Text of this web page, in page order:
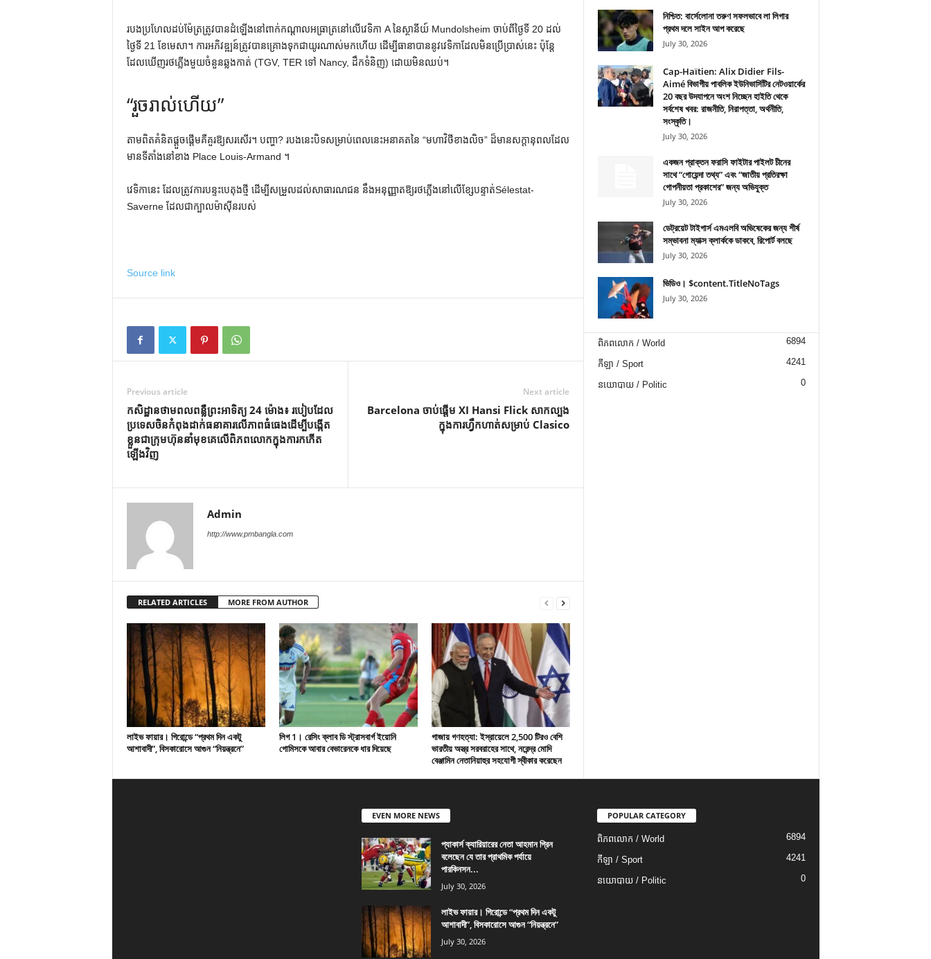
របងប្រហែលដប់ម៉ែត្រត្រូវបានដំឡើងនៅពាក់កណ្តាលអធ្រាត្រនៅលើវេទិកា A នៃស្ថានីយ៍ Mundolsheim ចាប់ពីថ្ងៃទី 20 ដល់
ថ្ងៃទី 21 ខែមេសា។ ការអភិវឌ្ឍន៍ត្រូវបានគ្រោងទុកជាយូរណាស់មកហើយ ដើម្បីធានាបាននូវវេទិកាដែលមិនប្រើប្រាស់នេះ ប៉ុន្តែ
ដែលឃើញរថភ្លើងមួយចំនួនឆ្លងកាត់ (TGV, TER ទៅ Nancy, ដឹកទំនិញ) ដោយមិនឈប់។
“រួចរាល់ហើយ”
តាមពិតគំនិតផ្តួចផ្តើមគឺគួរឱ្យសរសើរ។ បញ្ហា? របងនេះបិទសម្រាប់ពេលនេះអនាគតនៃ “មហាវិថីខាងលិច” ដ៏មានសក្តានុពលដែល
មានទីតាំងនៅខាង Place Louis-Armand ។
វេទិកានេះ ដែលត្រូវការបន្ទះបេតុងថ្មី ដើម្បីសម្រួលដល់សាធារណជន នឹងអនុញ្ញាតឱ្យរថភ្លើងនៅលើខ្សែបន្ទាត់Sélestat-
Saverne ដែលជាក្បាលម៉ាស៊ីនរបស់
Source link
Previous article
កសិដ្ឋានថាមពលពន្លឺព្រះអាទិត្យ 24 ម៉ោង៖ របៀបដែល
ប្រទេសចិនកំពុងដាក់ធនាគារលើភាពធំធេងដើម្បីបង្កើត
ខ្លួនជាក្រុមហ៊ុននាំមុខគេលើពិភពលោកក្នុងការកកើត
ឡើងវិញ
Next article
Barcelona ចាប់ផ្តើម XI Hansi Flick សាកល្បង
ក្នុងការហ្វឹកហាត់សម្រាប់ Clasico
Admin
http://www.pmbangla.com
RELATED ARTICLES MORE FROM AUTHOR
লাইভ ফায়ার। গিরোন্ডে “প্রথম দিন একটু
আশাবাদী”, বিসকারোসে আগুন “নিয়ন্ত্রনে”
লিগ 1। রেসিং ক্লাব ডি স্ট্রাসবার্গ ইয়োনি
গোমিসকে আবার বেভারেনকে ধার দিয়েছে
গাজায় গণহত্যা: ইস্রায়েলে 2,500 টিরও বেশি
ভারতীয় অস্ত্র সরবরাহের সাথে, নরেন্দ্র মোদি
বেঞ্জামিন নেতানিয়াহুর সহযোগী স্বীকার করেছেন
নিশ্চিত: বার্সেলোনা তরুণ সফলভাবে লা লিগার
প্রথম দলে সাইন আপ করেছে
July 30, 2026
Cap-Haïtien: Alix Didier Fils-
Aimé বিভাগীয় পাবলিক ইউনিভার্সিটির নেটওয়ার্কের
20 বছর উদযাপনে অংশ নিচ্ছেন হাইতি থেকে
সর্বশেষ খবর: রাজনীতি, নিরাপত্তা, অর্থনীতি,
সংস্কৃতি।
July 30, 2026
একজন প্রাক্তন ফরাসি ফাইটার পাইলট চীনের
সাথে “গোয়েন্দা তথ্য” এবং “জাতীয় প্রতিরক্ষা
গোপনীয়তা প্রকাশের” জন্য অভিযুক্ত
July 30, 2026
ডেট্রয়েট টাইগার্স এমএলবি অভিষেকের জন্য শীর্ষ
সম্ভাবনা ম্যাক্স ক্লার্ককে ডাকবে, রিপোর্ট বলছে
July 30, 2026
ভিডিও। $content.TitleNoTags
July 30, 2026
ពិភពលោក / World 6894
កីឡា / Sport 4241
នយោបាយ / Politic 0
EVEN MORE NEWS
প্যাকার্স ক্যারিয়ারের নেতা আহমান গ্রিন
বলেছেন যে তার প্রাথমিক পর্যায়ে
পারকিনসন...
July 30, 2026
লাইভ ফায়ার। গিরোন্ডে “প্রথম দিন একটু
আশাবাদী”, বিসকারোসে আগুন “নিয়ন্ত্রনে”
July 30, 2026
POPULAR CATEGORY
ពិភពលោក / World 6894
កីឡា / Sport 4241
នយោបាយ / Politic 0